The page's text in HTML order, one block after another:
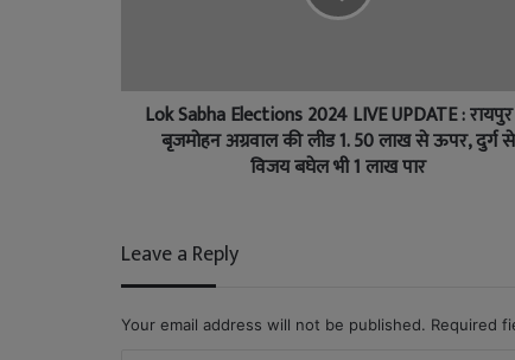
Lok Sabha Elections 2024 LIVE UPDATE :
बृजमोहन अग्रवाल की लीड 1. 50 लाख से ऊपर, दुर्ग से
विजय बघेल भी 1 लाख पार
Leave a Reply
Your email address will not be published. Required